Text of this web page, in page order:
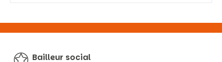
Bailleur social